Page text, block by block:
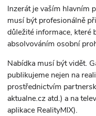
Inzerát je vaším hlavním
musí být profesionálně
důležité informace, které
absolvováním osobní
Nabídka musí být vidět.
publikujeme nejen na
prostřednictvím
aktualne.cz atd.) a na
aplikace RealityMIX).